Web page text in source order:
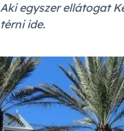
Aki egyszer ellátogat
térni ide.